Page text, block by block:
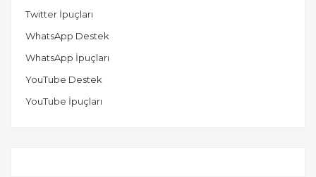
Twitter İpuçları
WhatsApp Destek
WhatsApp İpuçları
YouTube Destek
YouTube İpuçları